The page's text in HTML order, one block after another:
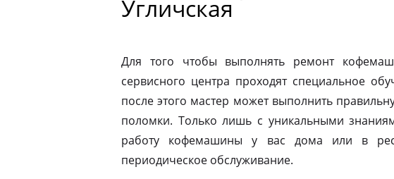
Угличская
Для того чтобы выполнять ремонт
сервисного центра проходят специальное
после этого мастер может выполнить
поломки. Только лишь с уникальными
работу кофемашины у вас дома или в
периодическое обслуживание.